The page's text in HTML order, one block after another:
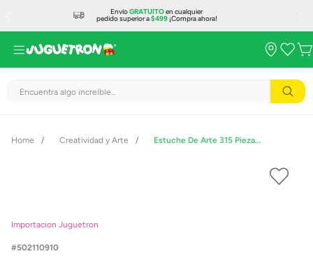
EnvíoGRATUITOen cualquier
pedido superior a$499¡Compra ahora!
Encuentra algo increíble...
Creatividad y Arte Estuche De Arte 315 Piezas Happy Creations
Importacion Juguetron
502110910